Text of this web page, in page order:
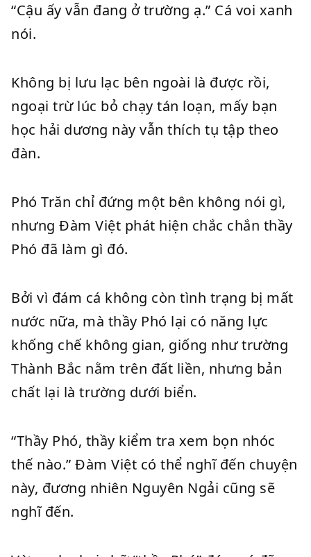
“Cậu ấy vẫn đang ở trường ạ.” Cá voi xanh
nói.
Không bị lưu lạc bên ngoài là được rồi,
ngoại trừ lúc bỏ chạy tán loạn, mấy bạn
học hải dương này vẫn thích tụ tập theo
đàn.
Phó Trăn chỉ đứng một bên không nói gì,
nhưng Đàm Việt phát hiện chắc chắn thầy
Phó đã làm gì đó.
Bởi vì đám cá không còn tình trạng bị mất
nước nữa, mà thầy Phó lại có năng lực
khống chế không gian, giống như trường
Thành Bắc nằm trên đất liền, nhưng bản
chất lại là trường dưới biển.
“Thầy Phó, thầy kiểm tra xem bọn nhóc
thế nào.” Đàm Việt có thể nghĩ đến chuyện
này, đương nhiên Nguyên Ngải cũng sẽ
nghĩ đến.